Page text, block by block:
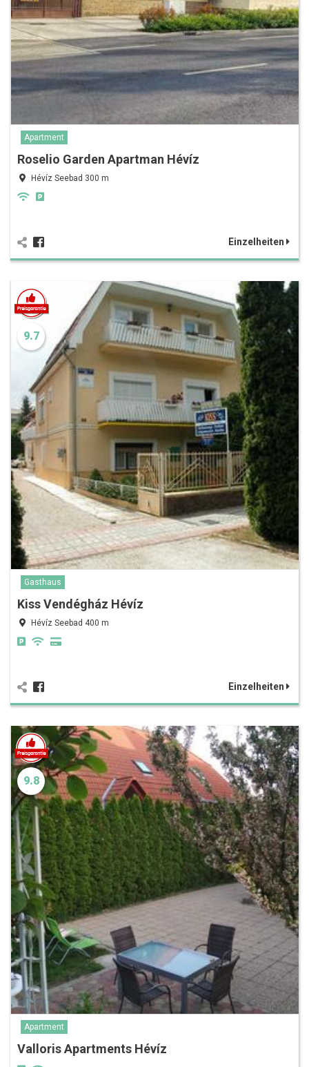
Apartment
Roselio Garden Apartman Hévíz
Hévíz Seebad 300 m
Einzelheiten
9.7
Gasthaus
Kiss Vendégház Hévíz
Hévíz Seebad 400 m
Einzelheiten
9.8
Apartment
Valloris Apartments Hévíz